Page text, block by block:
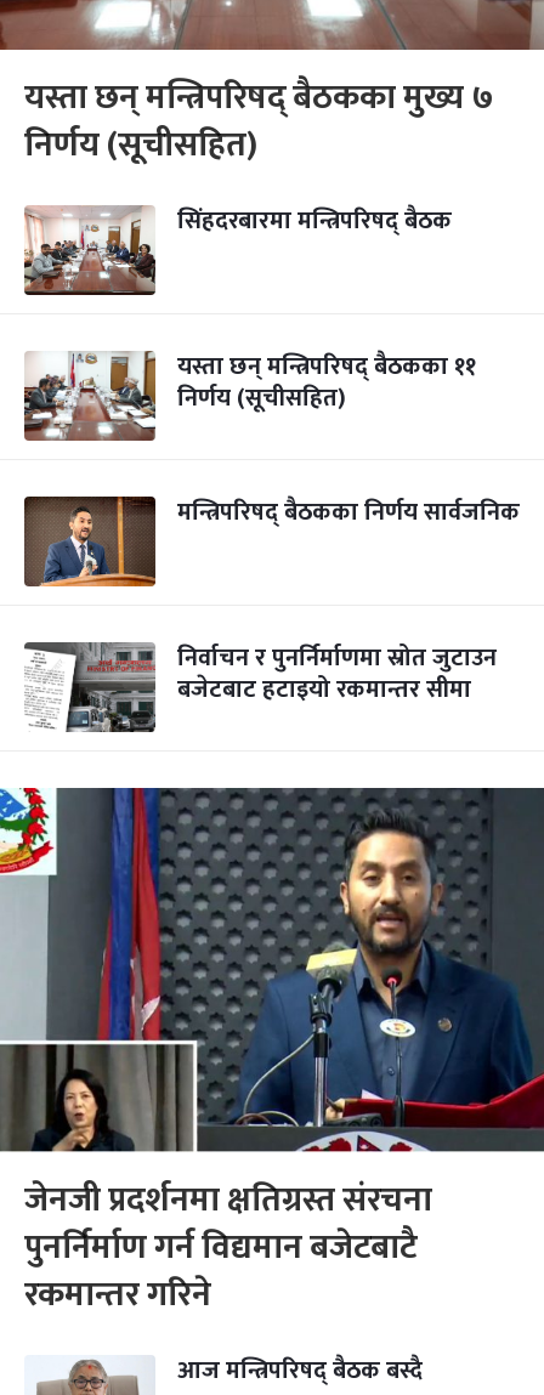
यस्ता छन् मन्त्रिपरिषद् बैठकका मुख्य ७
निर्णय (सूचीसहित)
सिंहदरबारमा मन्त्रिपरिषद् बैठक
यस्ता छन् मन्त्रिपरिषद् बैठकका ११
निर्णय (सूचीसहित)
मन्त्रिपरिषद् बैठकका निर्णय सार्वजनिक
निर्वाचन र पुनर्निर्माणमा स्रोत जुटाउन
बजेटबाट हटाइयो रकमान्तर सीमा
जेनजी प्रदर्शनमा क्षतिग्रस्त संरचना
पुनर्निर्माण गर्न विद्यमान बजेटबाटै
रकमान्तर गरिने
आज मन्त्रिपरिषद् बैठक बस्दै